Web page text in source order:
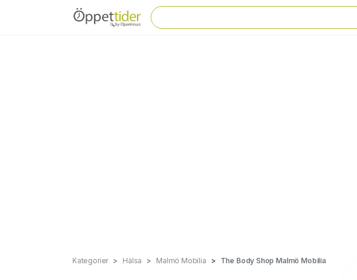
Kategorier Hälsa Malmö Mobilia The Body Shop Malmö Mobilia